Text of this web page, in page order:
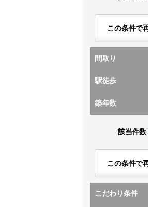
この条件で
間取り
駅徒歩
築年数
該当件数
この条件で
こだわり条件